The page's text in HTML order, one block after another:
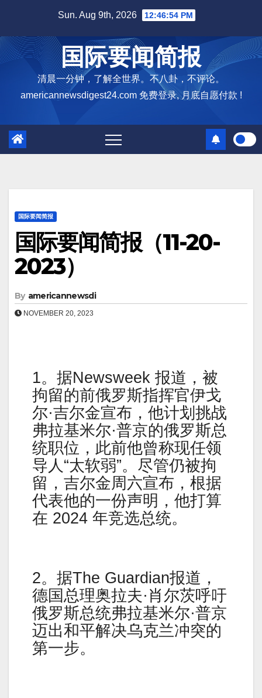
content
Sun. Aug 9th, 2026 12:46:55 PM
国际要闻简报
清晨一分钟，了解全世界。不八卦，不评论。
americannewsdigest24.com 免费登录, 月底自愿付款 !
国际要闻简报
国际要闻简报（11-20-
2023）
By americannewsdi
NOVEMBER 20, 2023
1。据Newsweek 报道，被
拘留的前俄罗斯指挥官伊戈
尔·吉尔金宣布，他计划挑战
弗拉基米尔·普京的俄罗斯总
统职位，此前他曾称现任领
导人“太软弱”。尽管仍被拘
留，吉尔金周六宣布，根据
代表他的一份声明，他打算
在 2024 年竞选总统。
2。据The Guardian报道，
德国总理奥拉夫·肖尔茨呼吁
俄罗斯总统弗拉基米尔·普京
迈出和平解决乌克兰冲突的
第一步。